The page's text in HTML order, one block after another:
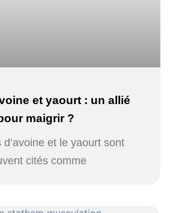
et yaourt : un allié
maigrir ?
d’avoine et le yaourt sont
cités comme